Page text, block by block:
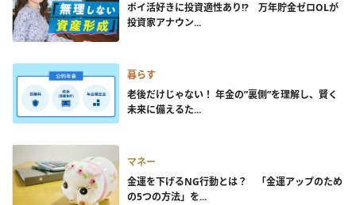
ポイ活好きに投資適性あり!? 万年貯金ゼロOLが
投資家アナウン...
暮らす
老後だけじゃない！ 年金の”裏側”を理解し、賢く
未来に備えるた...
マネー
金運を下げるNG行動とは？ 「金運アップのため
の5つの方法」を...